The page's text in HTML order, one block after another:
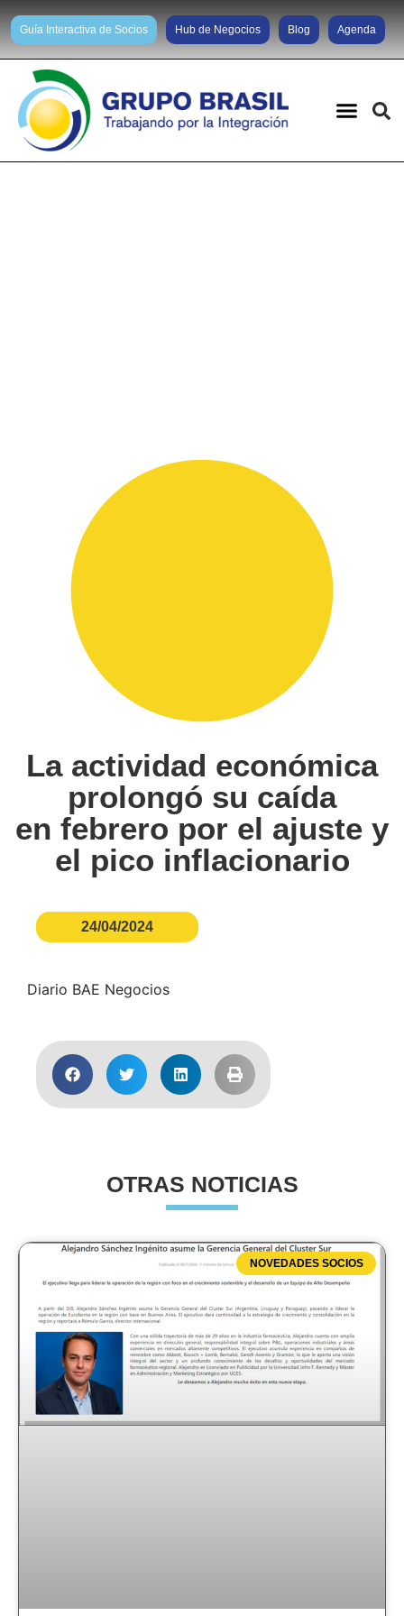
Guía Interactiva de Socios Hub de Negocios Blog Agenda
La actividad económica
prolongó su caída
en febrero por el ajuste y
el pico inflacionario
24/04/2024
Diario BAE Negocios
OTRAS NOTICIAS
NOVEDADES SOCIOS